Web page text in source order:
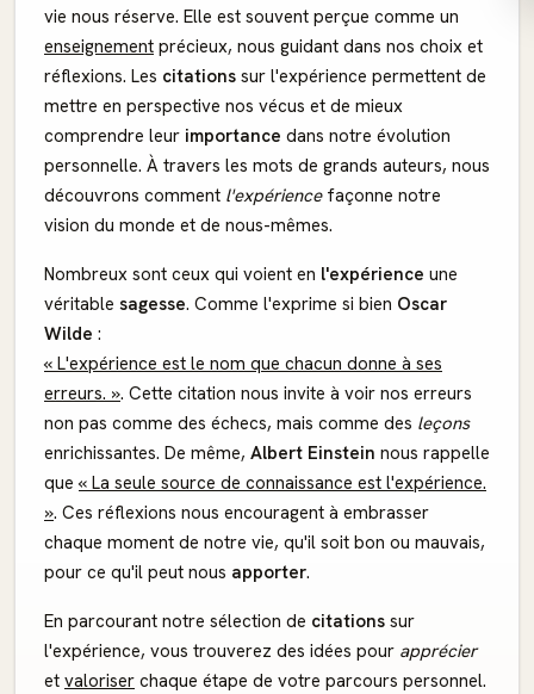
vie nous réserve. Elle est souvent perçue comme un
enseignement précieux, nous guidant dans nos choix et
réflexions. Les citations sur l'expérience permettent de
mettre en perspective nos vécus et de mieux
comprendre leur importance dans notre évolution
personnelle. À travers les mots de grands auteurs, nous
découvrons comment l'expériencefaçonne notre
vision du monde et de nous-mêmes.
Nombreux sont ceux qui voient en l'expérience une
véritable sagesse. Comme l'exprime si bien Oscar
Wilde :
« L'expérience est le nom que chacun donne à ses
erreurs. ». Cette citation nous invite à voir nos erreurs
non pas comme des échecs, mais comme des leçons
enrichissantes. De même, Albert Einstein nous rappelle
que « La seule source de connaissance est l'expérience.
». Ces réflexions nous encouragent à embrasser
chaque moment de notre vie, qu'il soit bon ou mauvais,
pour ce qu'il peut nous apporter.
En parcourant notre sélection de citations sur
l'expérience, vous trouverez des idées pour apprécier
et valoriser chaque étape de votre parcours personnel.